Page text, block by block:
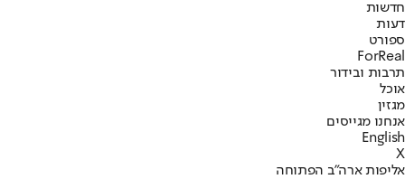
חדשות
דעות
ספורט
ForReal
תרבות ובידור
אוכל
מגזין
אנחנו מגייסים
English
X
אליפות ארה"ב הפתוחה